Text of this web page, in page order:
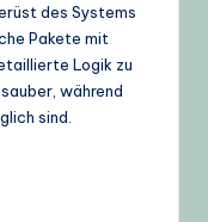
des Systems
Pakete mit
Logik zu
während
sind.